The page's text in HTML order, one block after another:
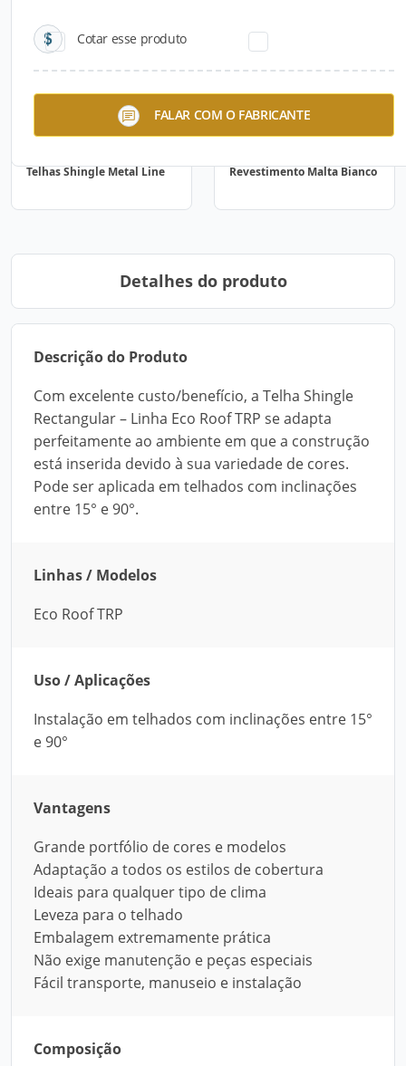
Cotar esse produto
FALAR COM O FABRICANTE
Telhas Shingle Metal Line Revestimento Malta Bianco
Detalhes do produto
Descrição do Produto
Com excelente custo/benefício, a Telha Shingle
Rectangular – Linha Eco Roof TRP se adapta
perfeitamente ao ambiente em que a construção
está inserida devido à sua variedade de cores.
Pode ser aplicada em telhados com inclinações
entre 15° e 90°.
Linhas / Modelos
Eco Roof TRP
Uso / Aplicações
Instalação em telhados com inclinações entre 15°
e 90°
Vantagens
Grande portfólio de cores e modelos
Adaptação a todos os estilos de cobertura
Ideais para qualquer tipo de clima
Leveza para o telhado
Embalagem extremamente prática
Não exige manutenção e peças especiais
Fácil transporte, manuseio e instalação
Composição